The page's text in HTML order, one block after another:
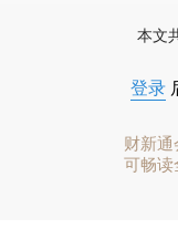
本文
登录
财新通
可畅读